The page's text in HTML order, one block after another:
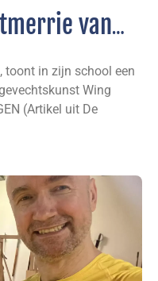
van
toont in zijn school een
Wing
(Artikel uit De